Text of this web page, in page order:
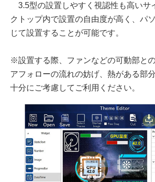
3.5型の設置しやすく視認性も高いサ
クトップ内で設置の自由度が高く、パ
じて設置することが可能です。
※設置する際、ファンなどの可動部と
アフォローの流れの妨げ、熱がある部
十分にご考慮してご利用ください。